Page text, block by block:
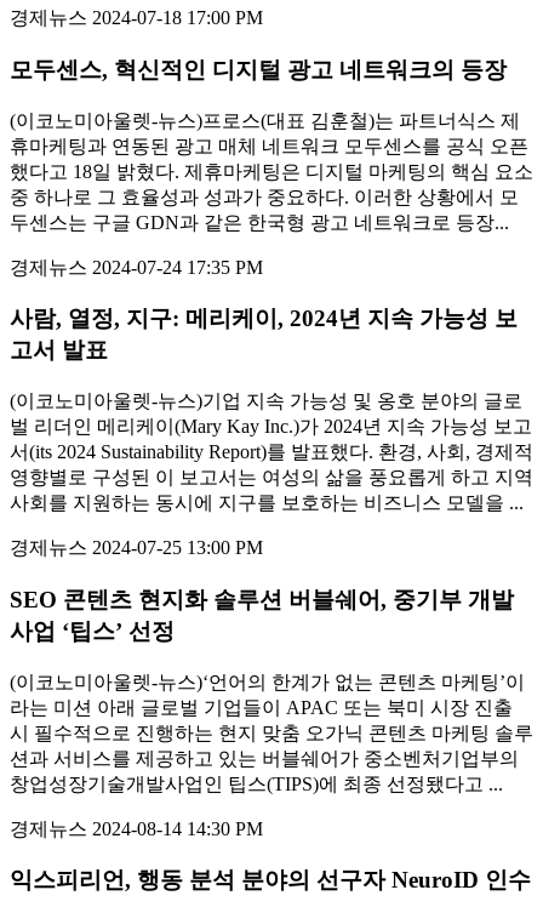
경제뉴스 2024-07-18 17:00 PM
모두센스, 혁신적인 디지털 광고 네트워크의 등장
(이코노미아울렛-뉴스)프로스(대표 김훈철)는 파트너식스 제
휴마케팅과 연동된 광고 매체 네트워크 모두센스를 공식 오픈
했다고 18일 밝혔다. 제휴마케팅은 디지털 마케팅의 핵심 요소
중 하나로 그 효율성과 성과가 중요하다. 이러한 상황에서 모
두센스는 구글 GDN과 같은 한국형 광고 네트워크로 등장...
경제뉴스 2024-07-24 17:35 PM
사람, 열정, 지구: 메리케이, 2024년 지속 가능성 보
고서 발표
(이코노미아울렛-뉴스)기업 지속 가능성 및 옹호 분야의 글로
벌 리더인 메리케이(Mary Kay Inc.)가 2024년 지속 가능성 보고
서(its 2024 Sustainability Report)를 발표했다. 환경, 사회, 경제적
영향별로 구성된 이 보고서는 여성의 삶을 풍요롭게 하고 지역
사회를 지원하는 동시에 지구를 보호하는 비즈니스 모델을 ...
경제뉴스 2024-07-25 13:00 PM
SEO 콘텐츠 현지화 솔루션 버블쉐어, 중기부 개발
사업 ‘팁스’ 선정
(이코노미아울렛-뉴스)‘언어의 한계가 없는 콘텐츠 마케팅’이
라는 미션 아래 글로벌 기업들이 APAC 또는 북미 시장 진출
시 필수적으로 진행하는 현지 맞춤 오가닉 콘텐츠 마케팅 솔루
션과 서비스를 제공하고 있는 버블쉐어가 중소벤처기업부의
창업성장기술개발사업인 팁스(TIPS)에 최종 선정됐다고 ...
경제뉴스 2024-08-14 14:30 PM
익스피리언, 행동 분석 분야의 선구자 NeuroID 인수